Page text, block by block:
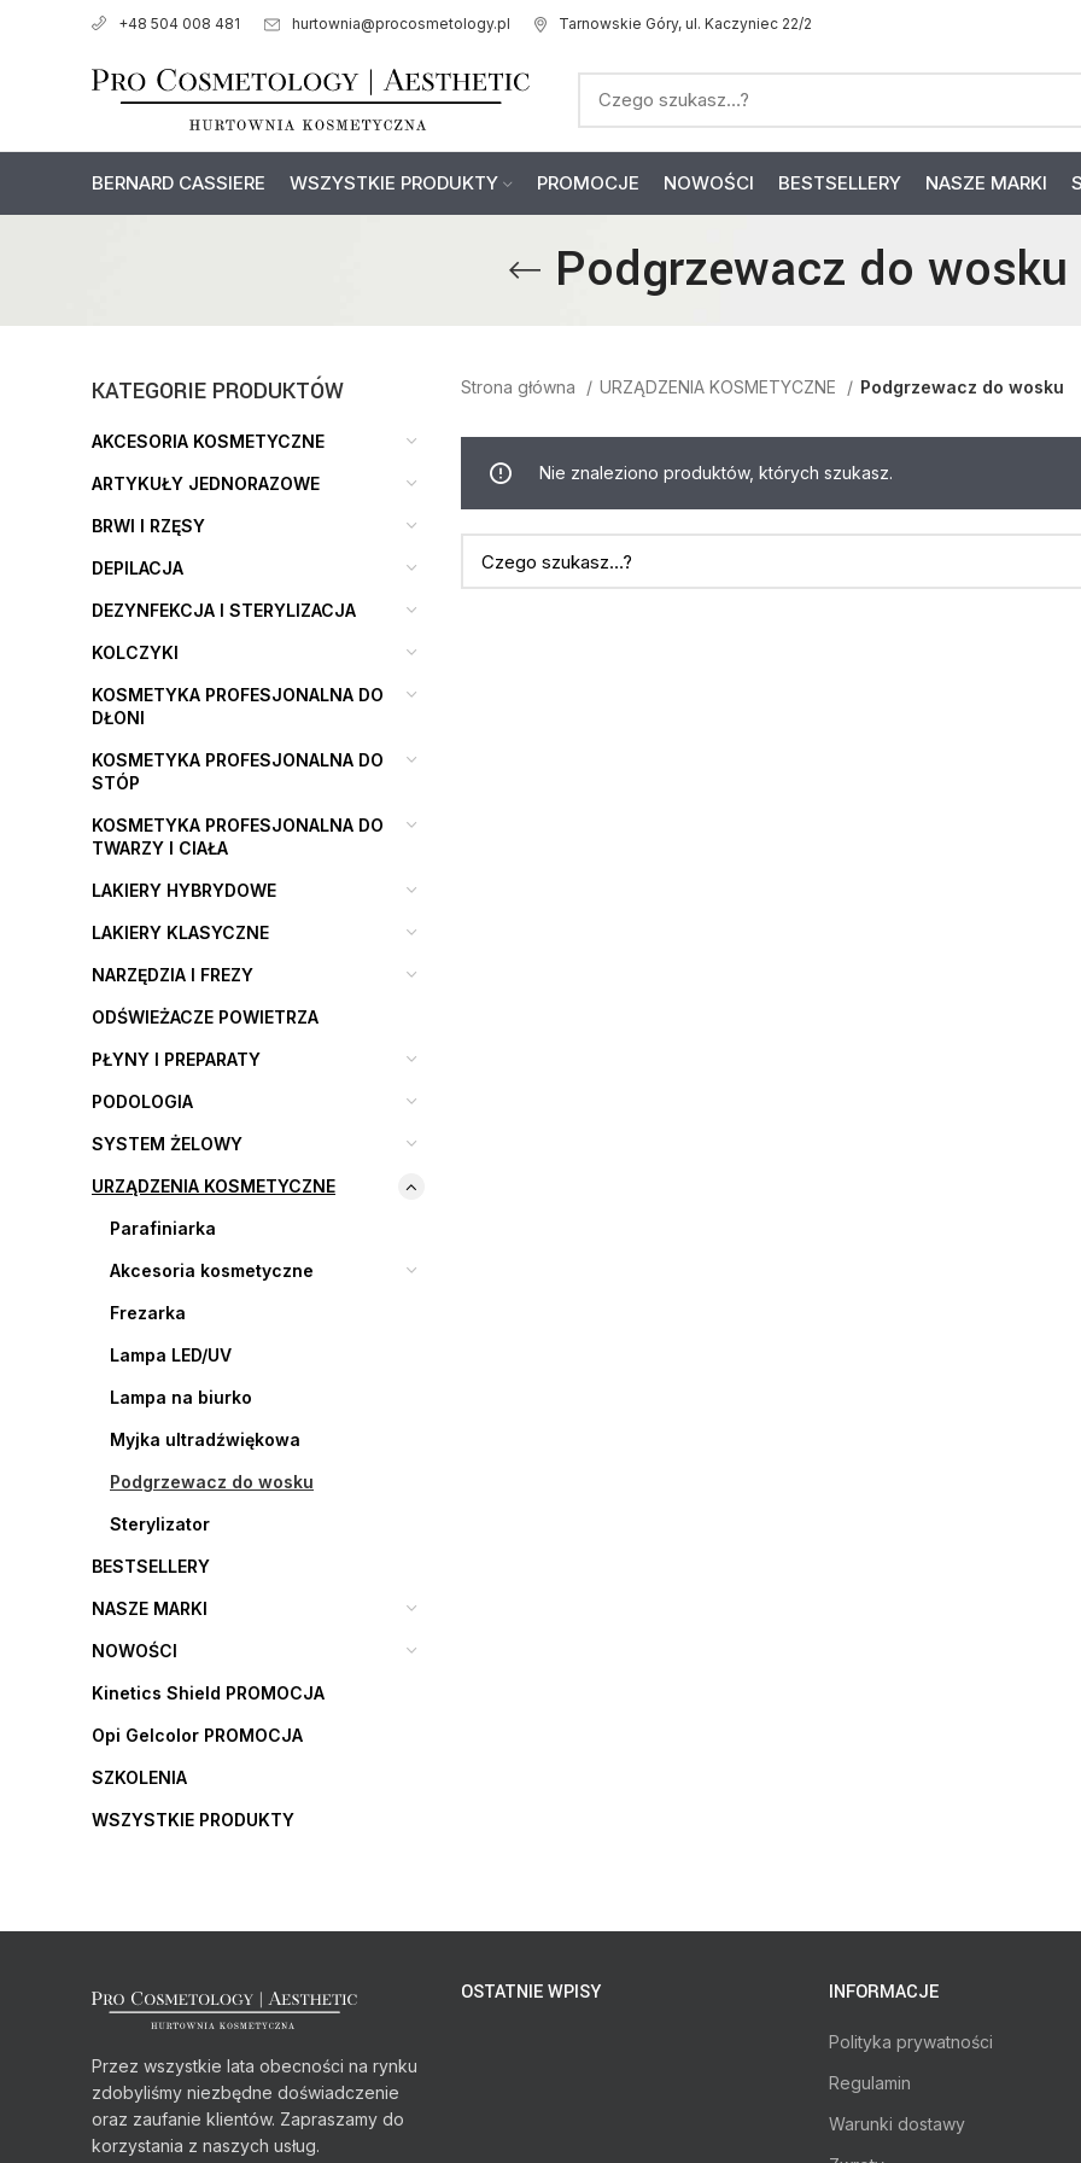
+48 504 008 481 hurtownia@procosmetology.pl Tarnowskie Góry, ul. Kaczyniec 22/2
BERNARD CASSIERE WSZYSTKIE PRODUKTY PROMOCJE NOWOŚCI BESTSELLERY NASZE MARKI
Podgrzewacz do wosku
KATEGORIE PRODUKTÓW
AKCESORIA KOSMETYCZNE
ARTYKUŁY JEDNORAZOWE
BRWI I RZĘSY
DEPILACJA
DEZYNFEKCJA I STERYLIZACJA
KOLCZYKI
KOSMETYKA PROFESJONALNA DO
DŁONI
KOSMETYKA PROFESJONALNA DO
STÓP
KOSMETYKA PROFESJONALNA DO
TWARZY I CIAŁA
LAKIERY HYBRYDOWE
LAKIERY KLASYCZNE
NARZĘDZIA I FREZY
ODŚWIEŻACZE POWIETRZA
PŁYNY I PREPARATY
PODOLOGIA
SYSTEM ŻELOWY
URZĄDZENIA KOSMETYCZNE
Parafiniarka
Akcesoria kosmetyczne
Frezarka
Lampa LED/UV
Lampa na biurko
Myjka ultradźwiękowa
Podgrzewacz do wosku
Sterylizator
BESTSELLERY
NASZE MARKI
NOWOŚCI
Kinetics Shield PROMOCJA
Opi Gelcolor PROMOCJA
SZKOLENIA
WSZYSTKIE PRODUKTY
Strona główna URZĄDZENIA KOSMETYCZNE Podgrzewacz do wosku
Nie znaleziono produktów, których szukasz.
Przez wszystkie lata obecności na rynku
zdobyliśmy niezbędne doświadczenie
oraz zaufanie klientów. Zapraszamy do
korzystania z naszych usług.
OSTATNIE WPISY INFORMACJE
Polityka prywatności
Regulamin
Warunki dostawy